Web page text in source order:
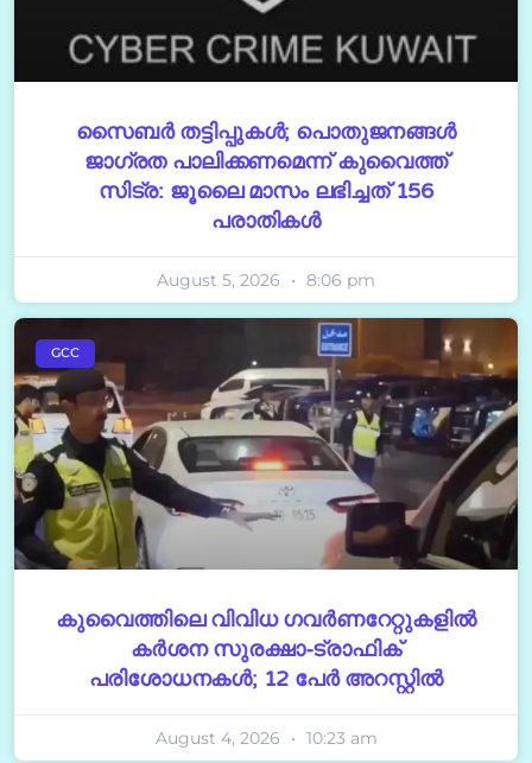
സൈബർ തട്ടിപ്പുകൾ; പൊതുജനങ്ങൾ
ജാഗ്രത പാലിക്കണമെന്ന് കുവൈത്ത്
സിട്ര: ജൂലൈ മാസം ലഭിച്ചത് 156
പരാതികൾ
August 5, 2026 8:06 pm
GCC
കുവൈത്തിലെ വിവിധ ഗവർണറേറ്റുകളിൽ
കർശന സുരക്ഷാ-ട്രാഫിക്
പരിശോധനകൾ; 12 പേർ അറസ്റ്റിൽ
August 4, 2026 10:23 am